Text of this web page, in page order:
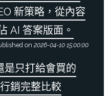
新策略，從內容
AI 答案版面。
on 2026-04-10 15:00:00
是只打給會買的
銷完整比較